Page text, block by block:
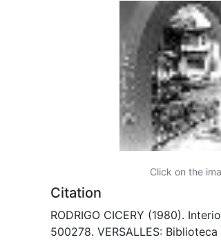
Click on the
Citation
RODRIGO CICERY (1980).
500278. VERSALLES: